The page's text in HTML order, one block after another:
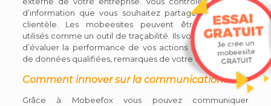
d’information que vous souhaitez partager avec votre
clientèle. Les mobeesites peuvent être également
utilisés comme un outil de traçabilité. Ils vous permettent
d’évaluer la performance de vos actions : e-suivi, bases
de données qualifiées, remarques de votre clientèle…
Comment innover sur la communication?
Grâce à Mobeefox vous pouvez communiquer